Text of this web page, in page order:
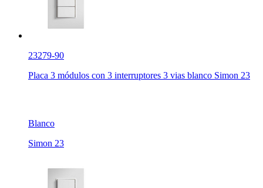
23279-90
Placa 3 módulos con 3 interruptores 3 vias blanco Simon 23
Blanco
Simon 23